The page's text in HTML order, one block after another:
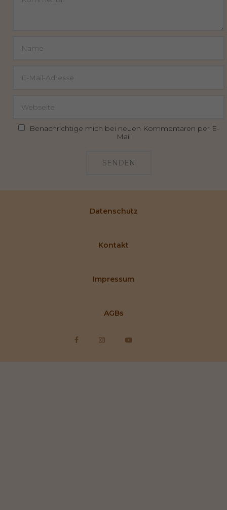
Benachrichtige mich bei neuen Kommentaren per E-
Mail
SENDEN
Datenschutz
Kontakt
Impressum
AGBs